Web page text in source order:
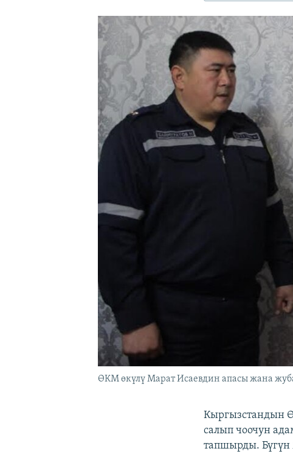
ӨКМ өкүлү Марат Исаевдин апасы жана
Кыргызстандын
салып чоочун
тапшырды.